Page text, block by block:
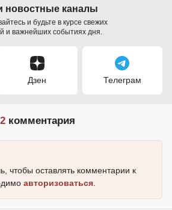
новостные каналы
и будьте в курсе свежих
и важнейших событиях дня.
Дзен Телеграм
2комментария
чтобы оставлять комментарии к
авторизоваться